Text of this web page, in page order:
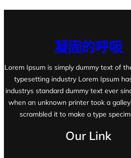
凝固的呼吸
Lorem Ipsum is simply dummy text of
typesetting industry Lorem Ipsum
industrys standard dummy text ever
when an unknown printer took a
scrambled it to make a type
Our Link